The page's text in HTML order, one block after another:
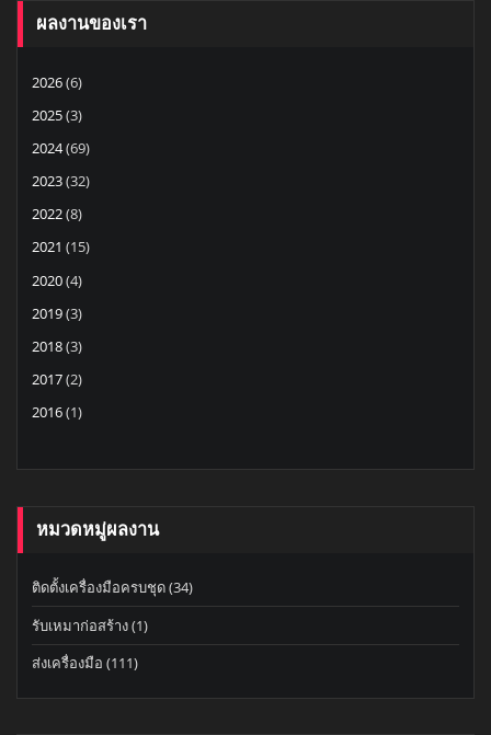
ผลงานของเรา
2026(6)
2025(3)
2024(69)
2023(32)
2022(8)
2021 (15)
2020(4)
2019(3)
2018(3)
2017(2)
2016(1)
หมวดหมู่ผลงาน
ติดตั้งเครื่องมือครบชุด(34)
รับเหมาก่อสร้าง(1)
ส่งเครื่องมือ (111)